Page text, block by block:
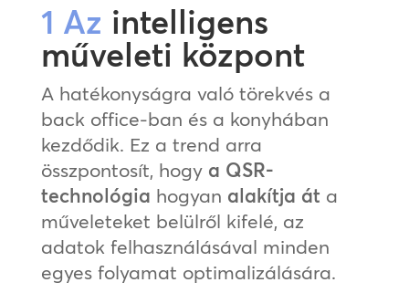
1 Az intelligens
műveleti központ
A hatékonyságra való törekvés a
back office-ban és a konyhában
kezdődik. Ez a trend arra
összpontosít, hogy a QSR-
technológia hogyan alakítja át a
műveleteket belülről kifelé, az
adatok felhasználásával minden
egyes folyamat optimalizálására.